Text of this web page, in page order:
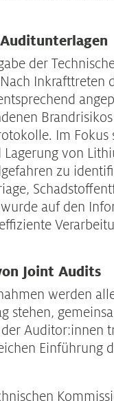
der
Inkrafttreten
Im
Lagerung von
zu
auf den
Joint Audits
werden
stehen,
Auditor:innen
Einführung